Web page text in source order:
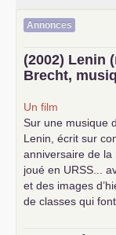
Annonces
(2002) Lenin
Brecht,
Un film
Sur une musique
Lenin, écrit sur
anniversaire de la
joué en URSS ...
et des images
de classes qui